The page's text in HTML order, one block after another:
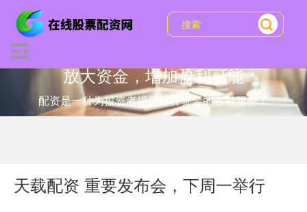
放大资金，增加盈利可能
配资是一种为投资者提供杠杆资金的金融服务！
天载配资 重要发布会，下周一举行